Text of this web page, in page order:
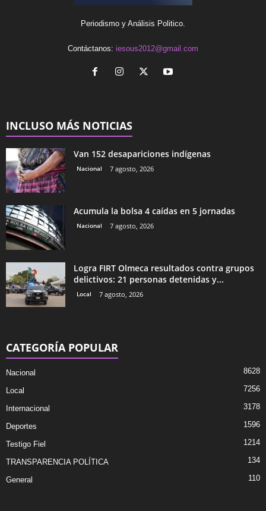
Periodismo y Análisis Politico.
Contáctanos: iesous2012@gmail.com
INCLUSO MÁS NOTICIAS
Van 152 desapariciones indígenas
Nacional 7 agosto, 2026
Acumula la bolsa 4 caídas en 5 jornadas
Nacional 7 agosto, 2026
Logra FIRT Olmeca resultados contra grupos
delictivos: 21 personas detenidas y...
Local 7 agosto, 2026
CATEGORÍA POPULAR
Nacional 8628
Local 7256
Internacional 3178
Deportes 1596
Testigo Fiel 1214
TRANSPARENCIA POLÍTICA 134
General 110